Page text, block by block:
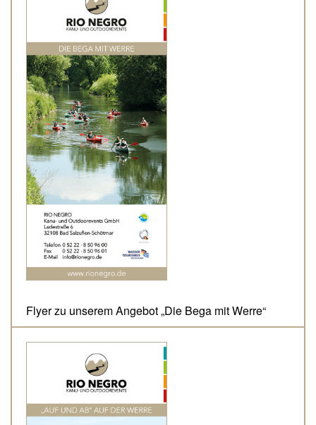
Flyer zu unserem Angebot „Die Bega mit Werre“